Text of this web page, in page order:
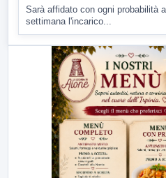
Sarà affidato con ogni probabilità
settimana l'incarico...